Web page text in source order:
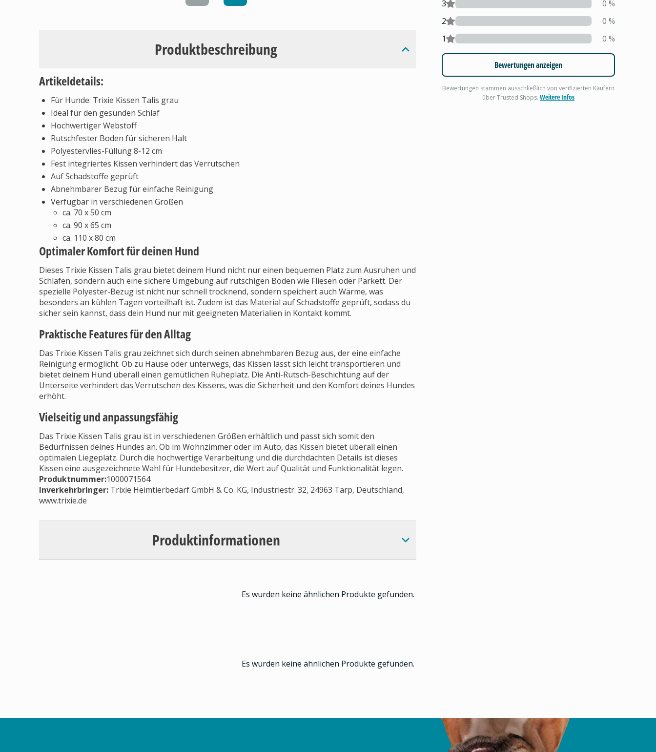
Produktbeschreibung
Artikeldetails:
Für Hunde: Trixie Kissen Talis grau
Ideal für den gesunden Schlaf
Hochwertiger Webstoff
Rutschfester Boden für sicheren Halt
Polyestervlies-Füllung 8-12 cm
Fest integriertes Kissen verhindert das Verrutschen
Auf Schadstoffe geprüft
Abnehmbarer Bezug für einfache Reinigung
Verfügbar in verschiedenen Größen
ca. 70 x 50 cm
ca. 90 x 65 cm
ca. 110 x 80 cm
Optimaler Komfort für deinen Hund
Dieses Trixie Kissen Talis grau bietet deinem Hund nicht nur einen bequemen Platz zum Ausruhen und
Schlafen, sondern auch eine sichere Umgebung auf rutschigen Böden wie Fliesen oder Parkett. Der
spezielle Polyester-Bezug ist nicht nur schnell trocknend, sondern speichert auch Wärme, was
besonders an kühlen Tagen vorteilhaft ist. Zudem ist das Material auf Schadstoffe geprüft, sodass du
sicher sein kannst, dass dein Hund nur mit geeigneten Materialien in Kontakt kommt.
Praktische Features für den Alltag
Das Trixie Kissen Talis grau zeichnet sich durch seinen abnehmbaren Bezug aus, der eine einfache
Reinigung ermöglicht. Ob zu Hause oder unterwegs, das Kissen lässt sich leicht transportieren und
bietet deinem Hund überall einen gemütlichen Ruheplatz. Die Anti-Rutsch-Beschichtung auf der
Unterseite verhindert das Verrutschen des Kissens, was die Sicherheit und den Komfort deines Hundes
erhöht.
Vielseitig und anpassungsfähig
Das Trixie Kissen Talis grau ist in verschiedenen Größen erhältlich und passt sich somit den
Bedürfnissen deines Hundes an. Ob im Wohnzimmer oder im Auto, das Kissen bietet überall einen
optimalen Liegeplatz. Durch die hochwertige Verarbeitung und die durchdachten Details ist dieses
Kissen eine ausgezeichnete Wahl für Hundebesitzer, die Wert auf Qualität und Funktionalität legen.
Produktnummer:1000071564
Inverkehrbringer: Trixie Heimtierbedarf GmbH & Co. KG, Industriestr. 32, 24963 Tarp, Deutschland,
www.trixie.de
Produktinformationen
3 0 %
2
0 %
1
0 %
Bewertungen anzeigen
Bewertungen stammen ausschließlich von verifizierten Käufern
über Trusted Shops.Weitere Infos
Es wurden keine ähnlichen Produkte gefunden.
Es wurden keine ähnlichen Produkte gefunden.